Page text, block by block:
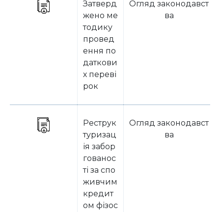
Затверд
жено ме
тодику
провед
ення по
даткови
х переві
рок
Огляд законодавст
ва
Реструк
туризац
ія забор
гованос
ті за спо
живчим
кредит
ом фізос
Огляд законодавст
ва